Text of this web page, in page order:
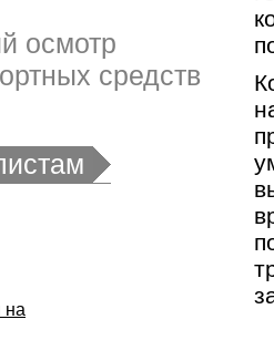
осмотр
средств
на